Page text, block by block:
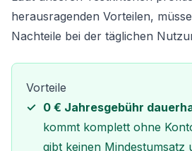
herausragenden Vorteilen,
Nachteile bei der täglichen
Vorteile
0 € Jahresgebühr
kommt komplett ohne
gibt keinen Mindestumsatz